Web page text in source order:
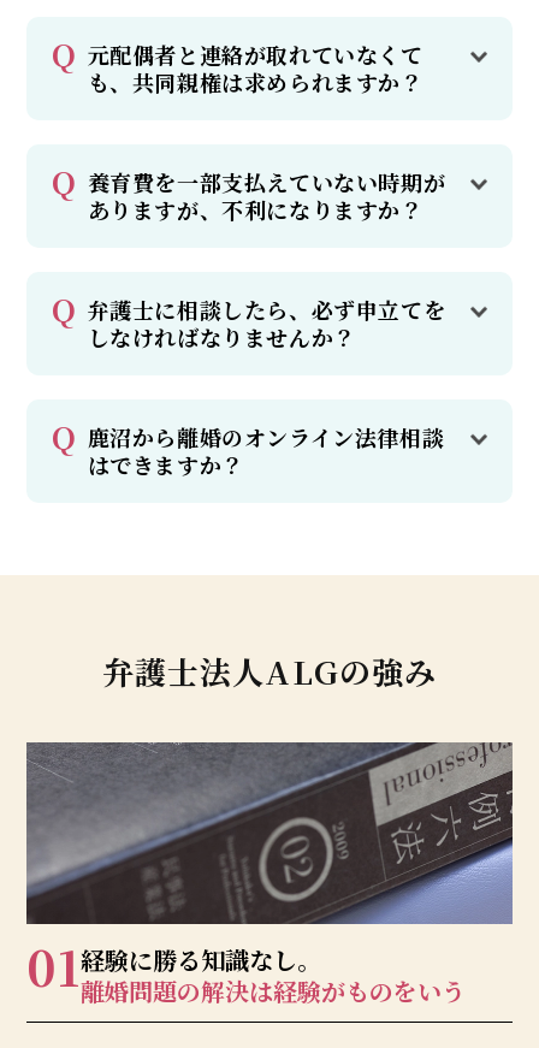
元配偶者と連絡が取れていなくて
も、共同親権は求められますか？
養育費を一部支払えていない時期が
ありますが、不利になりますか？
弁護士に相談したら、必ず申立てを
しなければなりませんか？
鹿沼から離婚のオンライン法律相談
はできますか？
弁護士法人ALGの強み
01経験に勝る知識なし。
離婚問題の解決は経験がものをいう